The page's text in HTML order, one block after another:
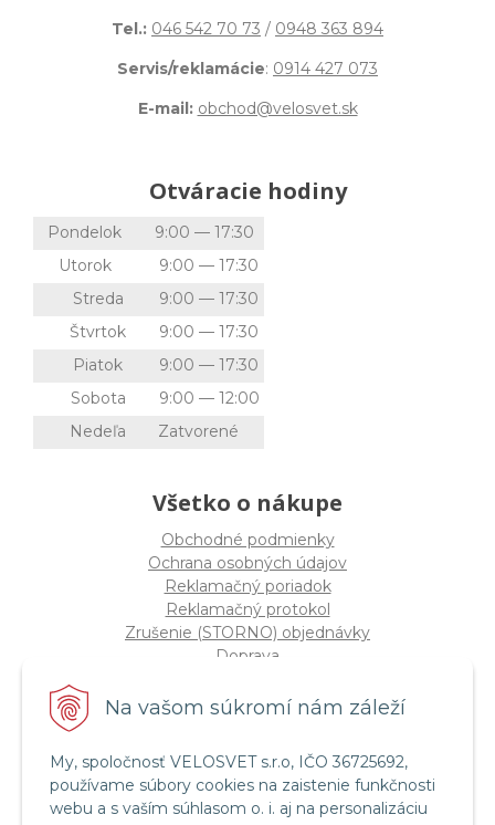
Na vašom súkromí nám záleží
My, spoločnosť VELOSVET s.r.o, IČO 36725692,
používame súbory cookies na zaistenie funkčnosti
webu a s vaším súhlasom o. i. aj na personalizáciu
Tel.: 046 542 70 73 / 0948 363 894
Servis/reklamácie: 0914 427 073
E-mail: obchod@velosvet.sk
Otváracie hodiny
Pondelok
9:00 — 17:30
Utorok
9:00 — 17:30
Streda
9:00 — 17:30
Štvrtok
9:00 — 17:30
Piatok
9:00 — 17:30
Sobota
9:00 — 12:00
Nedeľa
Zatvorené
Všetko o nákupe
Obchodné podmienky
Ochrana osobných údajov
Reklamačný poriadok
Reklamačný protokol
Zrušenie (STORNO) objednávky
Doprava
Štatút súťaže "Vianoce 2025"
Servis a služby
Servis bicyklov a elektrobicyklov